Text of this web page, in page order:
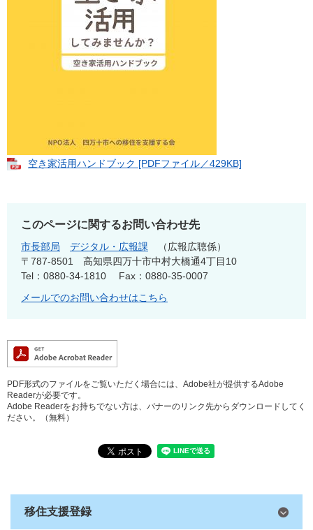
空き家活用ハンドブック [PDFファイル／429KB]
このページに関するお問い合わせ先
市長部局 デジタル・広報課
広報広聴係
〒787-8501
高知県四万十市中村大橋通4丁目10
Tel：0880-34-1810
Fax：0880-35-0007
メールでのお問い合わせはこちら
PDF形式のファイルをご覧いただく場合には、Adobe社が提供するAdobe
Readerが必要です。
Adobe Readerをお持ちでない方は、バナーのリンク先からダウンロードしてく
ださい。（無料）
移住支援登録